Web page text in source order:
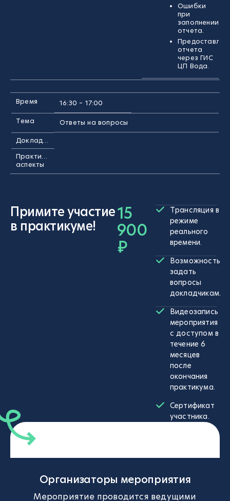
Ошибки
при
заполнении
отчета.
отчета
через ГИС
ЦП Вода.
Время 16:30 – 17:00
Тема Ответы на вопросы
Докладчик
Практические
аспекты
Примите участие
в практикуме!
15
900
₽
Трансляция в
режиме
реального
времени.
Возможность
задать
вопросы
докладчикам.
Видеозапись
мероприятия
с доступом в
течение 6
месяцев
после
окончания
практикума.
Сертификат
участника.
Организаторы мероприятия
Мероприятие проводится ведущими